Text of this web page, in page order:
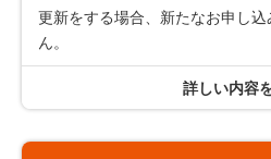
保険期間と契約
保険期間満了日は、契約日
でご確認いただけます。
更新をする場合、新たなお申し
ん。
自動更新のご案内
詳しい内容